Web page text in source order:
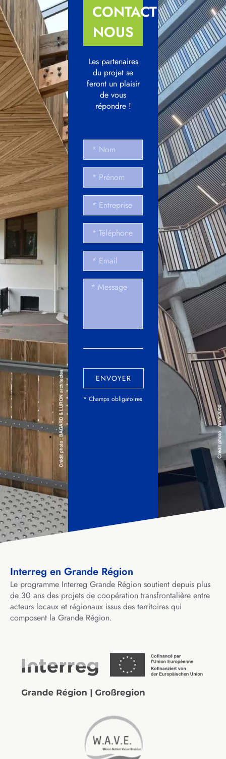
CONTACTEZ-
NOUS
Les partenaires
du projet se
feront un plaisir
de vous
répondre !
ENVOYER
* Champs obligatoires
Interreg en Grande Région
Le programme Interreg Grande Région soutient depuis plus
de 30 ans des projets de coopération transfrontalière entre
acteurs locaux et régionaux issus des territoires qui
composent la Grande Région.